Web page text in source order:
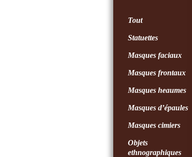
Tout
Statuettes
Masques faciaux
Masques frontaux
Masques heaumes
Masques d’épaules
Masques cimiers
Objets
ethnographiques